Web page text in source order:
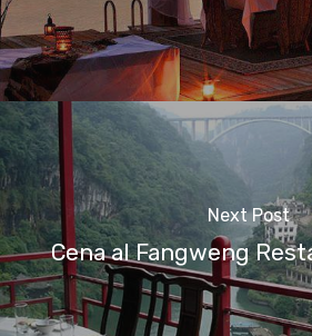
Next Post
Cena al Fangweng